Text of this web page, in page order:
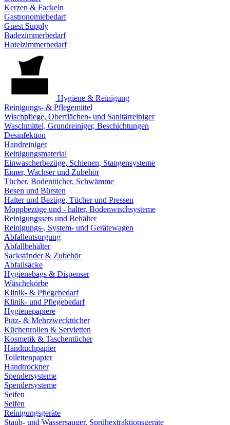
Kerzen & Fackeln
Gastronomiebedarf
Guest Supply
Badezimmerbedarf
Hotelzimmerbedarf
Hygiene & Reinigung
Reinigungs- & Pflegemittel
Wischpflege, Oberflächen- und Sanitärreiniger
Waschmittel, Grundreiniger, Beschichtungen
Desinfektion
Handreiniger
Reinigungsmaterial
Einwascherbezüge, Schienen, Stangensysteme
Eimer, Wachser und Zubehör
Tücher, Bodentücher, Schwämme
Besen und Bürsten
Halter und Bezüge, Tücher und Pressen
Moppbezüge und - halter, Bodenwischsysteme
Reinigungssets und Behälter
Reinigungs-, System- und Gerätewagen
Abfallentsorgung
Abfallbehälter
Sackständer & Zubehör
Abfallsäcke
Hygienebags & Dispenser
Wäschekörbe
Klinik- & Pflegebedarf
Klinik- und Pflegebedarf
Hygienepapiere
Putz- & Mehrzwecktücher
Küchenrollen & Servietten
Kosmetik & Taschentücher
Handtuchpapier
Toilettenpapier
Handtrockner
Spendersysteme
Spendersysteme
Seifen
Seifen
Reinigungsgeräte
Staub- und Wassersauger, Sprühextraktionsgeräte